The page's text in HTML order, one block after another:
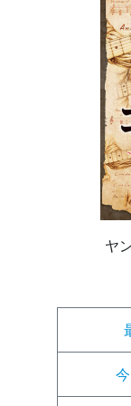
ヤ